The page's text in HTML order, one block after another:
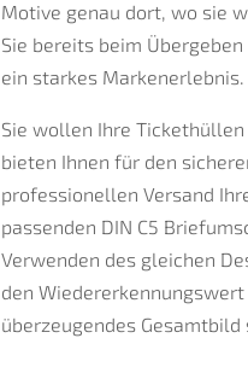
Motive genau dort, wo sie
Sie bereits beim
ein starkes Markenerlebnis.
Sie wollen Ihre
bieten Ihnen für den
professionellen Versand
passenden DIN C5
Verwenden des gleichen
den
überzeugendes Gesamtbild